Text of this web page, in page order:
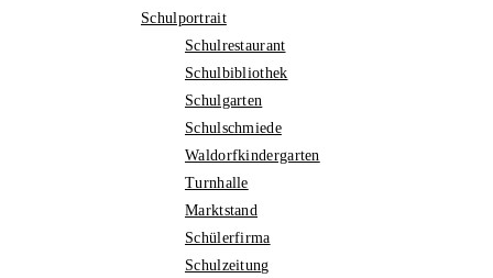
Schulportrait
Schulrestaurant
Schulbibliothek
Schulgarten
Schulschmiede
Waldorfkindergarten
Turnhalle
Marktstand
Schülerfirma
Schulzeitung